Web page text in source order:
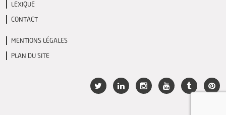
LEXIQUE
CONTACT
MENTIONS LÉGALES
PLAN DU SITE